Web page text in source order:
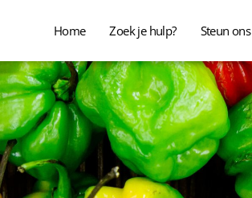
Home Zoek je hulp? Steun ons